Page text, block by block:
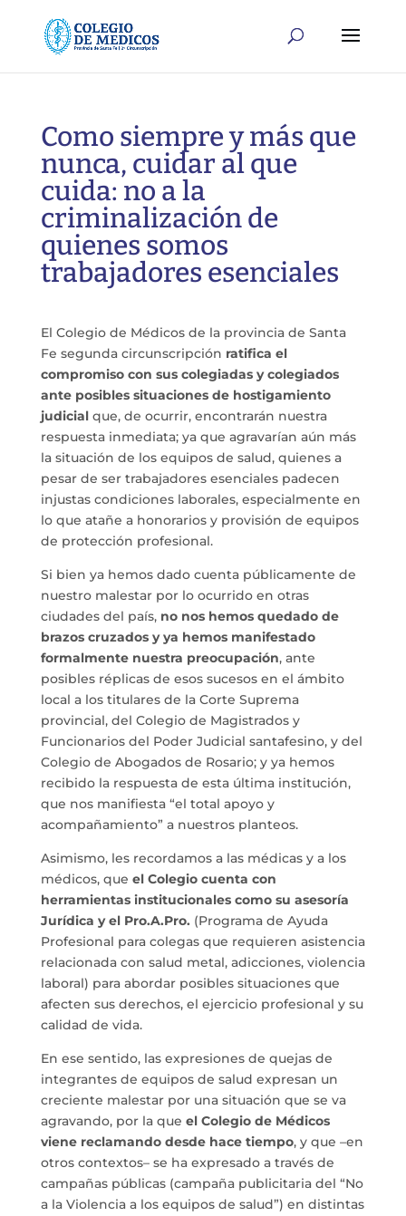
Como siempre y más que
nunca, cuidar al que
cuida: no a la
criminalización de
quienes somos
trabajadores esenciales
El Colegio de Médicos de la provincia de Santa
Fe segunda circunscripción ratifica el
compromiso con sus colegiadas y colegiados
ante posibles situaciones de hostigamiento
judicial que, de ocurrir, encontrarán nuestra
respuesta inmediata; ya que agravarían aún más
la situación de los equipos de salud, quienes a
pesar de ser trabajadores esenciales padecen
injustas condiciones laborales, especialmente en
lo que atañe a honorarios y provisión de equipos
de protección profesional.
Si bien ya hemos dado cuenta públicamente de
nuestro malestar por lo ocurrido en otras
ciudades del país,no nos hemos quedado de
brazos cruzados y ya hemos manifestado
formalmente nuestra preocupación, ante
posibles réplicas de esos sucesos en el ámbito
local a los titulares de la Corte Suprema
provincial, del Colegio de Magistrados y
Funcionarios del Poder Judicial santafesino, y del
Colegio de Abogados de Rosario; y ya hemos
recibido la respuesta de esta última institución,
que nos manifiesta “el total apoyo y
acompañamiento” a nuestros planteos.
Asimismo, les recordamos a las médicas y a los
médicos, que el Colegio cuenta con
herramientas institucionales como su asesoría
Jurídica y el Pro.A.Pro. (Programa de Ayuda
Profesional para colegas que requieren asistencia
relacionada con salud metal, adicciones, violencia
laboral) para abordar posibles situaciones que
afecten sus derechos, el ejercicio profesional y su
calidad de vida.
En ese sentido, las expresiones de quejas de
integrantes de equipos de salud expresan un
creciente malestar por una situación que se va
agravando, por la que el Colegio de Médicos
viene reclamando desde hace tiempo, y que –en
otros contextos– se ha expresado a través de
campañas públicas (campaña publicitaria del “No
a la Violencia a los equipos de salud”) en distintas